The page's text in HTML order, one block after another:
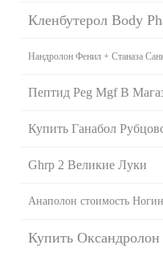
Кленбутерол Body
Нандролон Фенил + Станаза
Пептид Peg Mgf В
Купить Ганабол
Ghrp 2 Великие Луки
Анаполон стоимость
Купить